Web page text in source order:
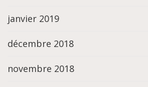
janvier 2019
décembre 2018
novembre 2018